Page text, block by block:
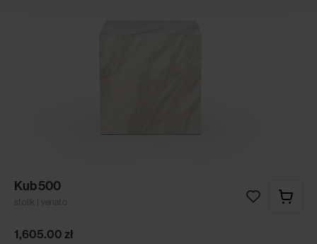
Kub 500
stolik | venato
1,605.00 zł